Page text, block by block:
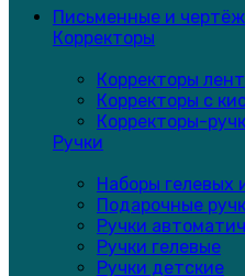
Письменные и
Корректоры
Корректоры
Корректоры с
Корректоры-
Ручки
Наборы гелевых
Подарочные
Ручки
Ручки гелевые
Ручки детские